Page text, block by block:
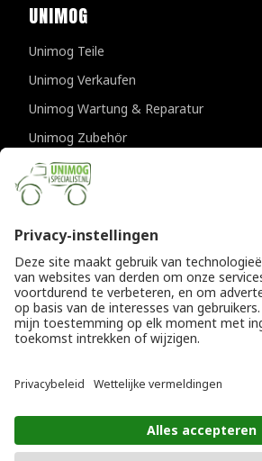
UNIMOG
Unimog Teile
Unimog Verkaufen
Unimog Wartung & Reparatur
Unimog Zubehör
Unimog APK-prufungen
KONTAKTDATEN
Provincialeweg 94-98
Die Niederlande
T+31 (0)418 632073
Einfo@unimogspecialist.nl
© Copyright 2026
Allgemeine